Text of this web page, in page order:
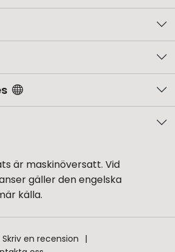
är maskinöversatt. Vid
gäller den engelska
källa.
Skriv en recension